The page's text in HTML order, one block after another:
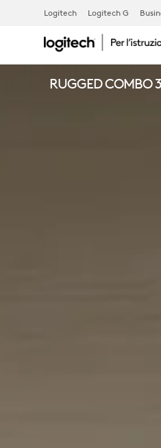
DI
Logitech Logitech G
RUGGED COMBO 3